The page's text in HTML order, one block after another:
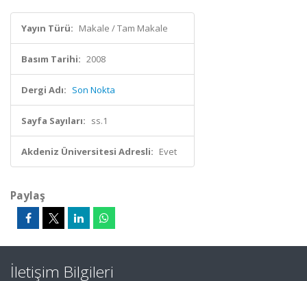
Yayın Türü: Makale / Tam Makale
Basım Tarihi: 2008
Dergi Adı: Son Nokta
Sayfa Sayıları: ss.1
Akdeniz Üniversitesi Adresli: Evet
Paylaş
İletişim Bilgileri